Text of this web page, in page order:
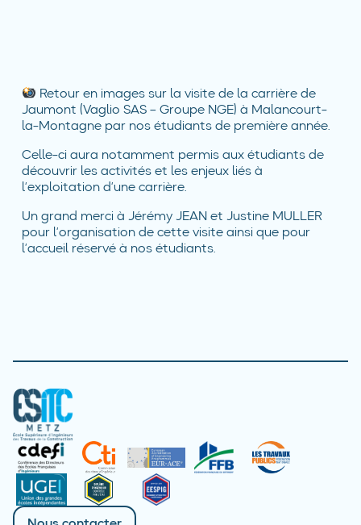
Retour en images sur la visite de la carrière de
Jaumont (Vaglio SAS – Groupe NGE) à Malancourt-
la-Montagne par nos étudiants de première année.
Celle-ci aura notamment permis aux étudiants de
découvrir les activités et les enjeux liés à
l’exploitation d’une carrière.
Un grand merci à Jérémy JEAN et Justine MULLER
pour l’organisation de cette visite ainsi que pour
l’accueil réservé à nos étudiants.